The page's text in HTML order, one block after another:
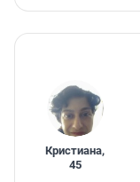
Кристиана,
45